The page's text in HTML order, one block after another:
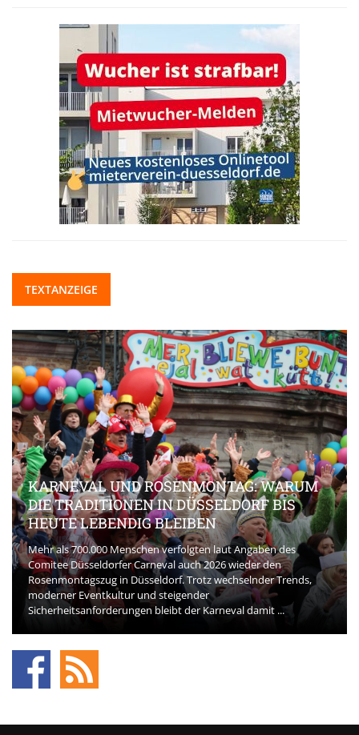
TEXTANZEIGE
KARNEVAL UND ROSENMONTAG: WARUM
DIE TRADITIONEN IN DÜSSELDORF BIS
HEUTE LEBENDIG BLEIBEN
Mehr als 700.000 Menschen verfolgten laut Angaben des
Comitee Düsseldorfer Carneval auch 2026 wieder den
Rosenmontagszug in Düsseldorf. Trotz wechselnder Trends,
moderner Eventkultur und steigender
Sicherheitsanforderungen bleibt der Karneval damit ...